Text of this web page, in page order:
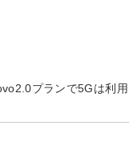
プランで5Gは利